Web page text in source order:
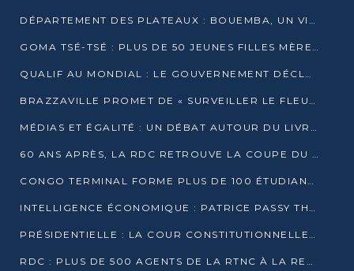
DÉPARTEMENT DES PLATEAUX : BOUEMBA, UN VIVIER ÉCONOMIQUE PRÊT À EXPLOSER
GOMA TSÉ-TSÉ : PLUS DE 50 JEUNES FILLES MÈRES SENSIBILISÉES À LA SANTÉ SEXUELLE
QUALIF AU MONDIAL : LE GOUVERNEMENT DÉCLARE LA JOURNÉE DU 1ER AVRIL 2026 CHÔMÉE ET PAYÉE
BRAZZAVILLE PROMET DE « SURVEILLER LE FLEUVE » APRÈS LA QUALIFICATION DE LA RDC AU MONDIAL
MÉDIAS ET ÉGALITÉ : UN DÉBAT AUTOUR DU LIVRE « CES FEMMES QUI REPRENNENT LE POUVOIR SUR LEUR VIE »
60 ANS APRÈS, LA RDC RETROUVE LA COUPE DU MONDE
CONGO TERMINAL FORME PLUS DE 100 ÉTUDIANTS AUX TECHNIQUES D’EMBAUCHE
INTELLIGENCE ÉCONOMIQUE : PATRICE PASSY THÉORISE UNE STRATÉGIE ADAPTÉE AUX CONTEXTES FRAGMENTÉS
PRÉSIDENTIELLE : LA COUR CONSTITUTIONNELLE CONFIRME LA VICTOIRE DE SASSOU NGUESSO AVEC 94,90 % DES SUFFRAGES
RDC : PLUS DE 500 AGENTS DE LA RTNC À LA RETRAITE, UNE PAGE SE TOURNE